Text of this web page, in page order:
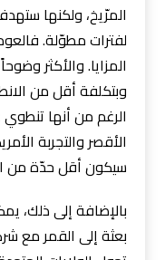
المرّيخ، ولكنها
لفترات مطوّلة.
المزايا. والأكثر
وبتكلفة أقل من
الرغم من أنها
الأقصر والتجربة
سيكون أقل حدّة من
بالإضافة إلى ذلك،
بعثة إلى القمر مع